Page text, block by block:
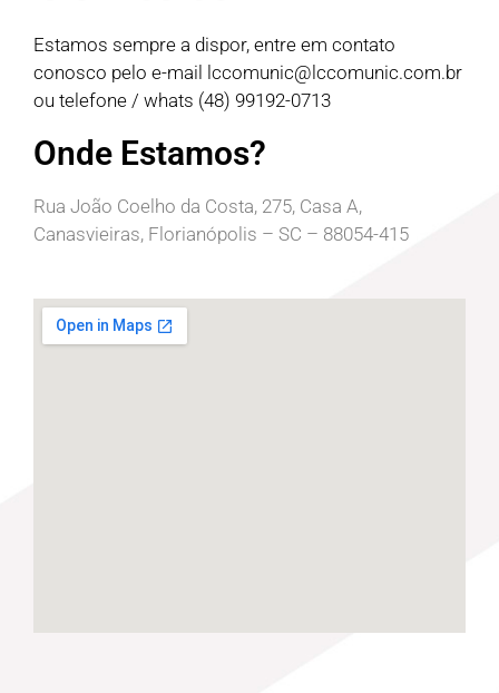
Estamos sempre a dispor, entre em contato
conosco pelo e-mail lccomunic@lccomunic.com.br
ou telefone / whats (48) 99192-0713
Onde Estamos?
Rua João Coelho da Costa, 275, Casa A,
Canasvieiras, Florianópolis – SC – 88054-415